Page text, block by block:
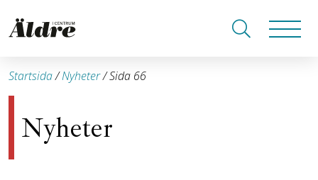
Startsida/Nyheter/Sida 66
Nyheter